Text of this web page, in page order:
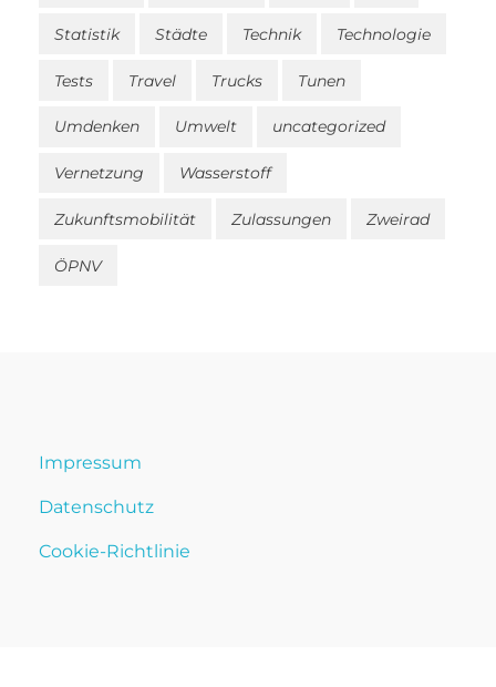
Statistik Städte Technik Technologie
Tests Travel Trucks Tunen
Umdenken Umwelt uncategorized
Vernetzung Wasserstoff
Zukunftsmobilität Zulassungen Zweirad
ÖPNV
Impressum
Datenschutz
Cookie-Richtlinie